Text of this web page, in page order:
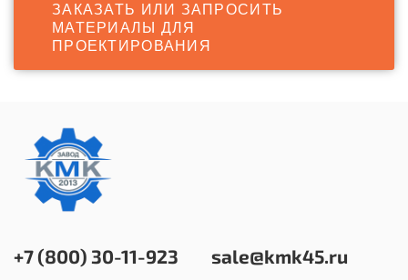
ЗАКАЗАТЬ ИЛИ ЗАПРОСИТЬ
МАТЕРИАЛЫ ДЛЯ
ПРОЕКТИРОВАНИЯ
+7 (800) 30-11-923 sale@kmk45.ru